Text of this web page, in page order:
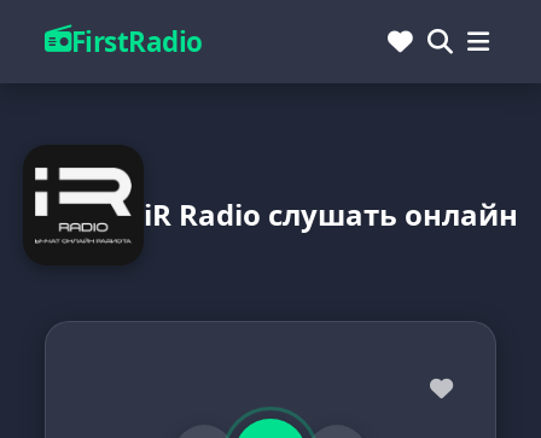
FirstRadio
iR Radio слушать онлайн